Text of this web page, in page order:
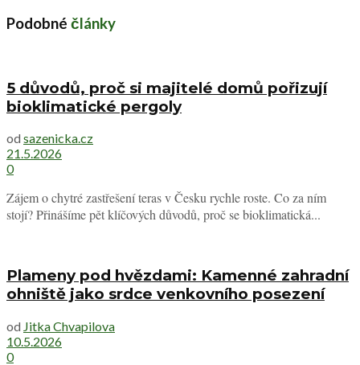
Podobné články
5 důvodů, proč si majitelé domů pořizují
bioklimatické pergoly
od sazenicka.cz
21.5.2026
0
Zájem o chytré zastřešení teras v Česku rychle roste. Co za ním
stojí? Přinášíme pět klíčových důvodů, proč se bioklimatická...
Plameny pod hvězdami: Kamenné zahradní
ohniště jako srdce venkovního posezení
od Jitka Chvapilova
10.5.2026
0